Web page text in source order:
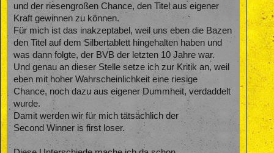
und der riesengroßen Chance, den Titel aus eigener
Kraft gewinnen zu können.
Für mich ist das inakzeptabel, weil uns eben die Bazen
den Titel auf dem Silbertablett hingehalten haben und
was dann folgte, der BVB der letzten 10 Jahre war.
Und genau an dieser Stelle setze ich zur Kritik an, weil
eben mit hoher Wahrscheinlichkeit eine riesige
Chance, noch dazu aus eigener Dummheit, verdaddelt
wurde.
Damit werden wir für mich tätsächlich der
Second Winner is first loser.